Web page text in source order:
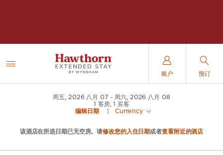
账户 预订
周五, 2026 八月 07
周六, 2026 八月 08
1 客房,1 宾客
编辑日期
Currency
该酒店在所选日期已无空房。请修改您的入住日期或者查看附近的酒店